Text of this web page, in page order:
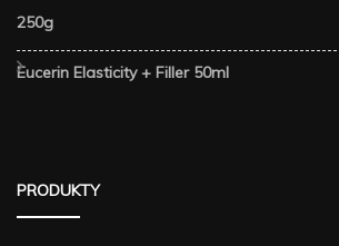
250g
Eucerin Elasticity + Filler 50ml
PRODUKTY